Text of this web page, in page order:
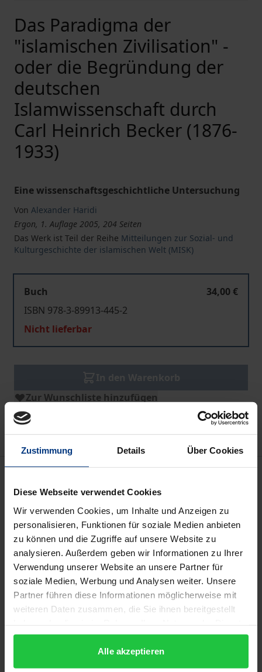
Zustimmung Details Über Cookies
Diese Webseite verwendet Cookies
Wir verwenden Cookies, um Inhalte und Anzeigen zu
personalisieren, Funktionen für soziale Medien anbieten
zu können und die Zugriffe auf unsere Website zu
analysieren. Außerdem geben wir Informationen zu Ihrer
Verwendung unserer Website an unsere Partner für
soziale Medien, Werbung und Analysen weiter. Unsere
Partner führen diese Informationen möglicherweise mit
weiteren Daten zusammen, die Sie ihnen bereitgestellt
gesammelt haben.
Alle akzeptieren
Das Paradigma der
"islamischen Zivilisation" -
oder die Begründung der
deutschen
Islamwissenschaft durch
Carl Heinrich Becker (1876-
1933)
Eine wissenschaftsgeschichtliche Untersuchung
Von Alexander Haridi
Ergon, 1. Auflage 2005, 204 Seiten
Das Werk ist Teil der Reihe Mitteilungen zur Sozial- und
Kulturgeschichte der islamischen Welt (MISK)
Buch
34,00 €
ISBN 978-3-89913-445-2
Nicht lieferbar
In den Warenkorb
Zur Wunschliste hinzufügen
Hinweise zu Versandkosten
Bibliografische Angaben
Auflage
1
ISBN
978-3-89913-445-2
Untertitel
Eine wissenschaftsgeschichtliche Untersuchung